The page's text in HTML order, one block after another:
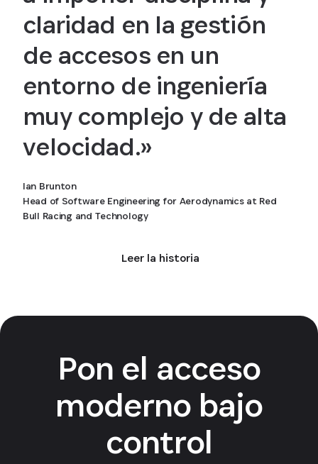
claridad en la gestión
de accesos en un
entorno de ingeniería
muy complejo y de alta
velocidad.»
Ian Brunton
Head of Software Engineering for Aerodynamics at Red
Bull Racing and Technology
Leer la historia
Pon el acceso
moderno bajo
control